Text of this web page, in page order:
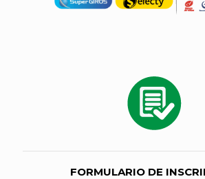
FORMULARIO DE